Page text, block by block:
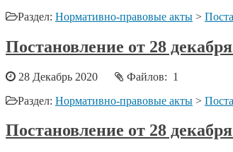
Раздел: Нормативно-правовые акты >
Постановление от 28
28 Декабрь 2020
Файлов: 1
Раздел: Нормативно-правовые акты >
Постановление от 28